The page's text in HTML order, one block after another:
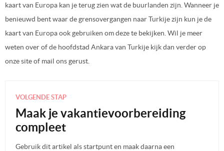
kaart van Europa kan je terug zien wat de buurlanden zijn. Wanneer je
benieuwd bent waar de grensovergangen naar Turkije zijn kun je de
kaart van Europa ook gebruiken om deze te bekijken. Wil je meer
weten over of de hoofdstad Ankara van Turkije kijk dan verder op
onze site of mail ons gerust.
VOLGENDE STAP
Maak je vakantievoorbereiding
compleet
Gebruik dit artikel als startpunt en maak daarna een